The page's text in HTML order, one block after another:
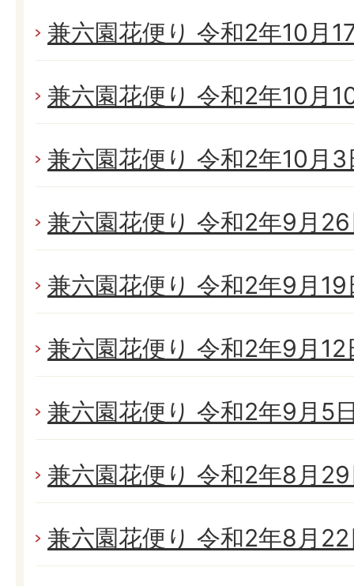
兼六園花便り 令和2年10月
兼六園花便り 令和2年10月
兼六園花便り 令和2年10月3
兼六園花便り 令和2年9月
兼六園花便り 令和2年9月
兼六園花便り 令和2年9月
兼六園花便り 令和2年9月5
兼六園花便り 令和2年8月
兼六園花便り 令和2年8月